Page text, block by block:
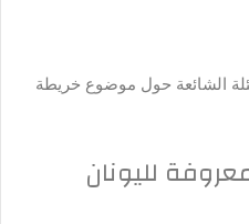
الشائعة حول موضوع خريطة
لليونان